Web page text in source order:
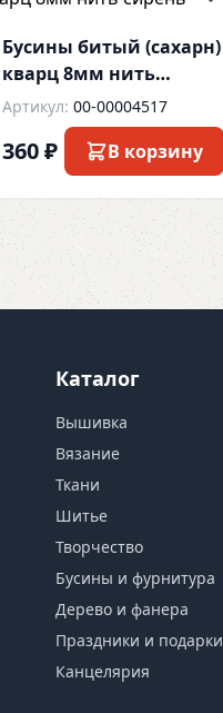
Бусины битый (сахарн)
кварц 8мм нить
сирень
Артикул: 00-00004517
360 ₽ В корзину
Каталог
Вышивка
Вязание
Ткани
Шитье
Творчество
Бусины и фурнитура
Дерево и фанера
Праздники и подарки
Канцелярия